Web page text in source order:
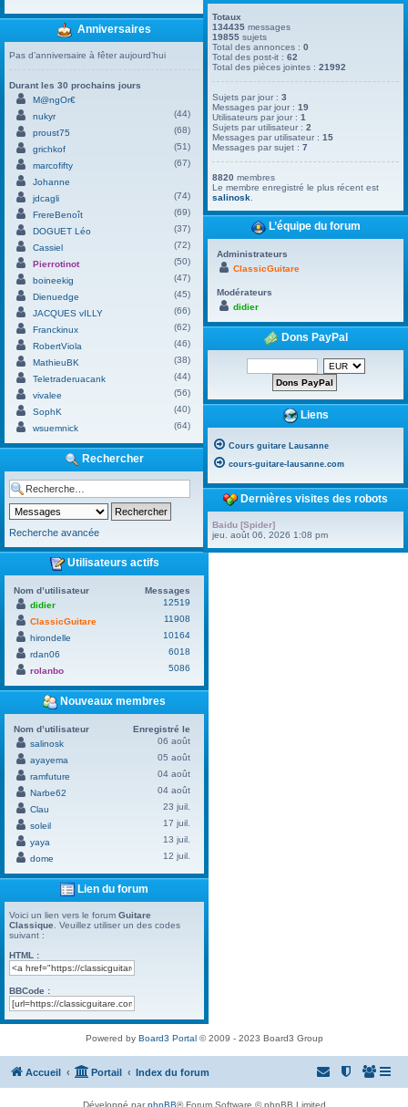
Anniversaires
Pas d’anniversaire à fêter aujourd’hui
Durant les 30 prochains jours
M@ngOr€
nukyr
(44)
proust75
(68)
grichkof
(51)
marcofifty
(67)
Johanne
jdcagli
(74)
FrereBenoît
(69)
DOGUET Léo
(37)
Cassiel
(72)
Pierrotinot
(50)
boineekig
(47)
Dienuedge
(45)
JACQUES vILLY
(66)
Franckinux
(62)
RobertViola
(46)
MathieuBK
(38)
Teletraderuacank
(44)
vivalee
(56)
SophK
(40)
wsuemnick
(64)
Rechercher
Recherche avancée
Utilisateurs actifs
Nom d’utilisateur
Messages
didier
12519
ClassicGuitare
11908
hirondelle
10164
rdan06
6018
rolanbo
5086
Nouveaux membres
Nom d’utilisateur
Enregistré le
salinosk
06 août
ayayema
05 août
ramfuture
04 août
Narbe62
04 août
Clau
23 juil.
soleil
17 juil.
yaya
13 juil.
dome
12 juil.
Lien du forum
Voici un lien vers le forum Guitare
Classique . Veuillez utiliser un des codes
suivant :
HTML :
BBCode :
Totaux
134435 messages
19855 sujets
Total des annonces :0
Total des post-it :62
Total des pièces jointes :21992
Sujets par jour :3
Messages par jour :19
Utilisateurs par jour :1
Sujets par utilisateur :2
Messages par utilisateur :15
Messages par sujet :7
8820 membres
Le membre enregistré le plus récent est
salinosk
L’équipe du forum
Administrateurs
ClassicGuitare
Modérateurs
didier
Dons PayPal
Liens
Cours guitare Lausanne
cours-guitare-lausanne.com
Dernières visites des robots
Baidu [Spider]
jeu. août 06, 2026 1:08 pm
Powered by Board3 Portal© 2009 - 2023 Board3 Group
Accueil Portail Index du forum
Développé parphpBB® Forum Software © phpBB Limited